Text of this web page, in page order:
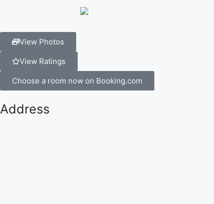
View Photos
View Ratings
Choose a room now on Booking.com
Address